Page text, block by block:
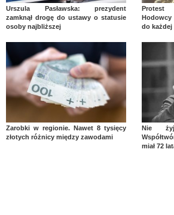
Urszula Pasławska: prezydent
zamknął drogę do ustawy o statusie
osoby najbliższej
Protest
do każdej
Zarobki w regionie. Nawet 8 tysięcy
złotych różnicy między zawodami
Nie
miał 72